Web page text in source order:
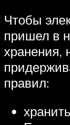
Чтобы
пришел в
хранения,
правил: